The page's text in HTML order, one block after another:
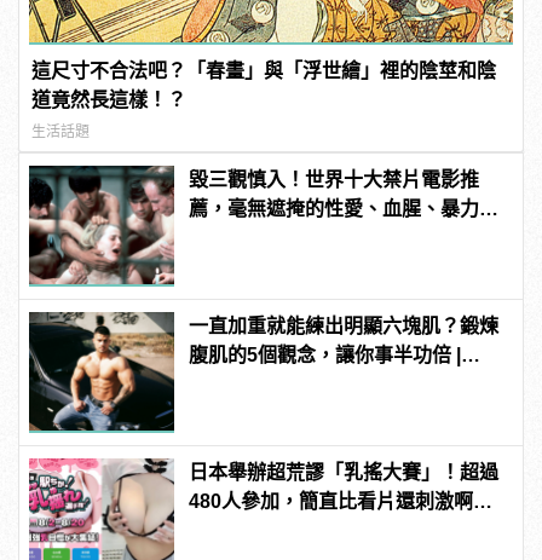
這尺寸不合法吧？「春畫」與「浮世繪」裡的陰莖和陰
道竟然長這樣！？
生活話題
毀三觀慎入！世界十大禁片電影推
薦，毫無遮掩的性愛、血腥、暴力、
一直加重就能練出明顯六塊肌？鍛煉
腹肌的5個觀念，讓你事半功倍 |
日本舉辦超荒謬「乳搖大賽」！超過
480人參加，簡直比看片還刺激啊！ |